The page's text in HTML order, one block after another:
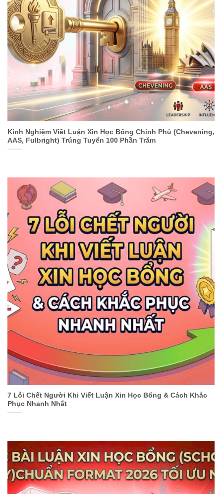
Kinh Nghiệm Viết Luận Xin Học Bổng Chính Phủ (Chevening,
AAS, Fulbright) Trúng Tuyển 100 Phần Trăm
7 Lỗi Chết Người Khi Viết Luận Xin Học Bổng & Cách Khắc
Phục Nhanh Nhất